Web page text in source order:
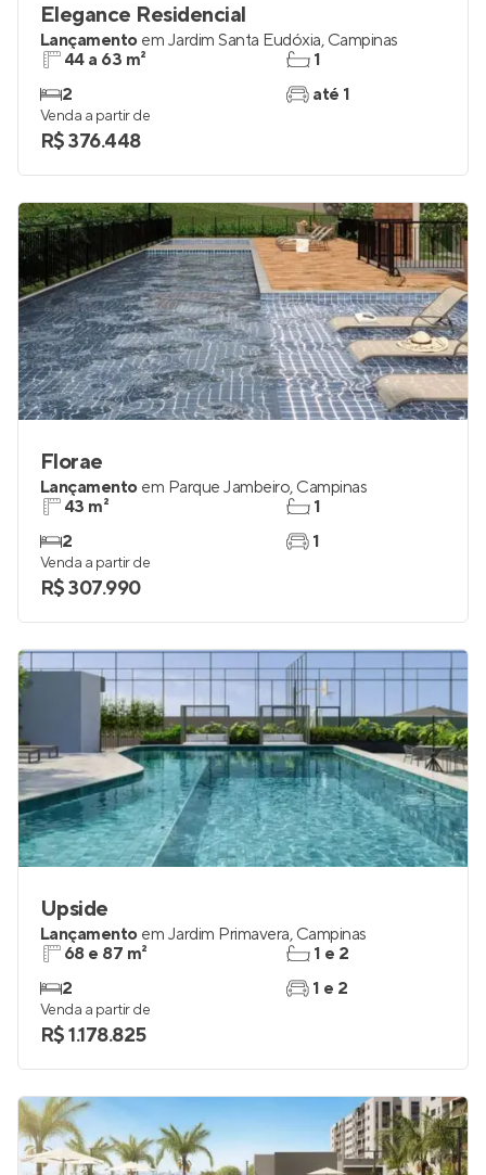
Elegance Residencial
Lançamento em Jardim Santa Eudóxia, Campinas
44 a 63 m²
2
1
até 1
Venda a partir de
R$ 376.448
Florae
Lançamento em Parque Jambeiro, Campinas
43 m²
2
1
1
Venda a partir de
R$ 307.990
Upside
Lançamento em Jardim Primavera, Campinas
68 e 87 m²
2
1 e 2
1 e 2
Venda a partir de
R$ 1.178.825